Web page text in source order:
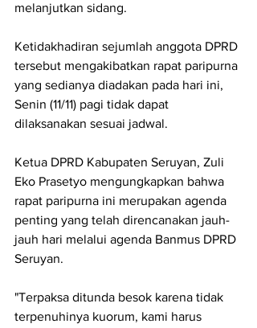
melanjutkan sidang.
Ketidakhadiran sejumlah anggota DPRD
tersebut mengakibatkan rapat paripurna
yang sedianya diadakan pada hari ini,
Senin (11/11) pagi tidak dapat
dilaksanakan sesuai jadwal.
Ketua DPRD Kabupaten Seruyan, Zuli
Eko Prasetyo mengungkapkan bahwa
rapat paripurna ini merupakan agenda
penting yang telah direncanakan jauh-
jauh hari melalui agenda Banmus DPRD
Seruyan.
"Terpaksa ditunda besok karena tidak
terpenuhinya kuorum, kami harus